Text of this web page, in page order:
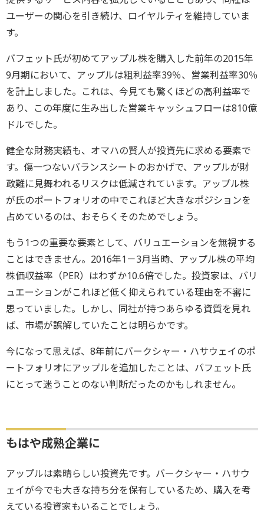
ユーザーの関心を引き続け、ロイヤルティを維持していま
す。
バフェット氏が初めてアップル株を購入した前年の2015年
9月期において、アップルは粗利益率39％、営業利益率30％
を計上しました。これは、今見ても驚くほどの高利益率で
あり、この年度に生み出した営業キャッシュフローは810億
ドルでした。
健全な財務実績も、オマハの賢人が投資先に求める要素で
す。傷一つないバランスシートのおかげで、アップルが財
政難に見舞われるリスクは低減されています。アップル株
が氏のポートフォリオの中でこれほど大きなポジションを
占めているのは、おそらくそのためでしょう。
もう1つの重要な要素として、バリュエーションを無視する
ことはできません。2016年1－3月当時、アップル株の平均
株価収益率（PER）はわずか10.6倍でした。投資家は、バリ
ュエーションがこれほど低く抑えられている理由を不審に
思っていました。しかし、同社が持つあらゆる資質を見れ
ば、市場が誤解していたことは明らかです。
今になって思えば、8年前にバークシャー・ハサウェイのポ
ートフォリオにアップルを追加したことは、バフェット氏
にとって迷うことのない判断だったのかもしれません。
もはや成熟企業に
アップルは素晴らしい投資先です。バークシャー・ハサウ
ェイが今でも大きな持ち分を保有しているため、購入を考
えている投資家もいることでしょう。